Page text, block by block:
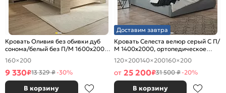
Кровать Оливия без обивки дуб
сонома/белый без П/М 1600x2000,
изголовье жесткое
160×200
9 330₽13 329 ₽-30%
В корзину
Доставим завтра
Кровать Селеста велюр серый С П/
М 1400x2000, ортопедическое
основание, изголовье мягкое
120×200140×200160×200
от 25 200₽31 500 ₽-20%
В корзину